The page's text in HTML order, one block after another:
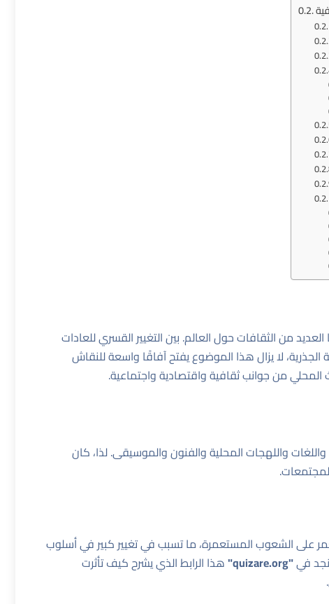
من الثقافات حول العالم. بين التغيير القسري للعادات
الجذرية، لا يزال هذا الموضوع يفتح آفاقًا واسعة للنقاش
من جوانب ثقافية واقتصادية واجتماعية.
واللهجات المحلية والفنون والموسيقى. لذا، كان
على الشعوب المستعمرة، ما تسبب في تغيير كبير في أسلوب
في"quizare.org" هذا الرابطالذي يشرح كيف تأثرت